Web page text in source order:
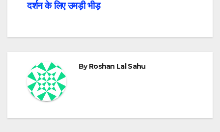
दर्शन के लिए उमड़ी भीड़
ByRoshan Lal Sahu